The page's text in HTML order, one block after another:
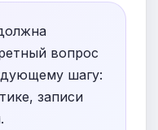
вопрос
шагу:
записи